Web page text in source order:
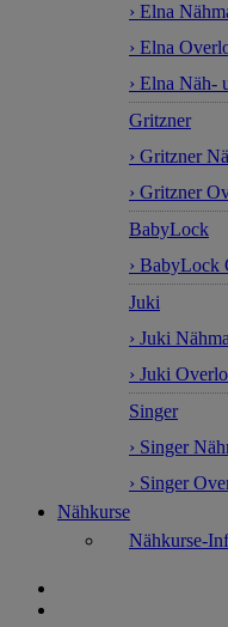
› Elna
› Elna
› Elna Näh-
Gritzner
› Gritzner
› Gritzner
BabyLock
› BabyLock
Juki
› Juki
› Juki
Singer
› Singer
› Singer
Nähkurse
Nähkurse-